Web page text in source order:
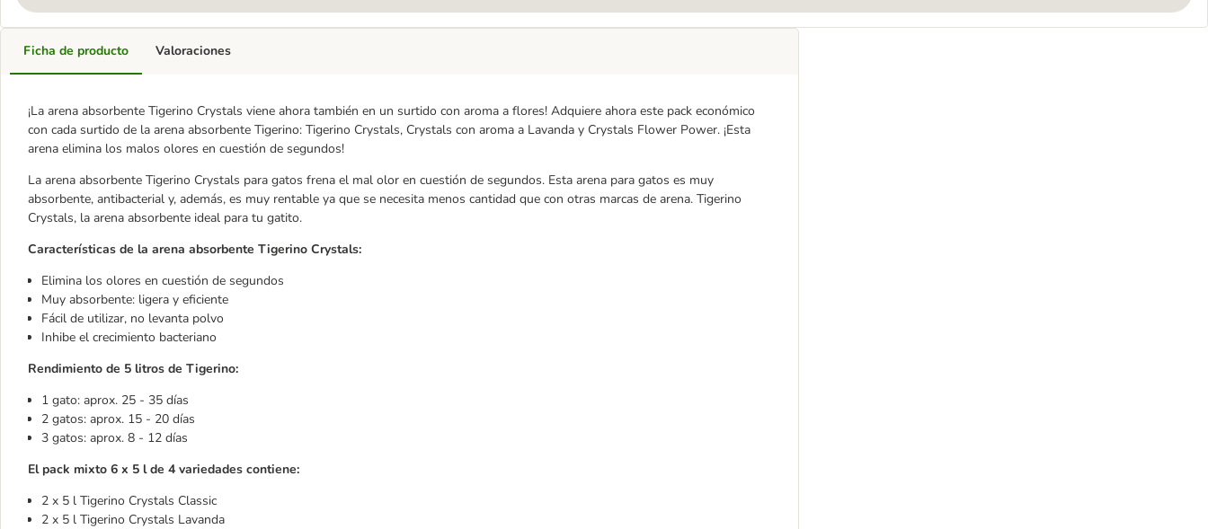
Ficha de producto
¡La arena absorbente Tigerino Crystals viene ahora también en un surtido con aroma a flores! Adquiere ahora este pack económico
con cada surtido de la arena absorbente Tigerino: Tigerino Crystals, Crystals con aroma a Lavanda y Crystals Flower Power. ¡Esta
arena elimina los malos olores en cuestión de segundos!
La arena absorbente Tigerino Crystals para gatos frena el mal olor en cuestión de segundos. Esta arena para gatos es muy
absorbente, antibacterial y, además, es muy rentable ya que se necesita menos cantidad que con otras marcas de arena. Tigerino
Crystals, la arena absorbente ideal para tu gatito.
Características de la arena absorbente Tigerino Crystals:
Elimina los olores en cuestión de segundos
Muy absorbente: ligera y eficiente
Fácil de utilizar, no levanta polvo
Inhibe el crecimiento bacteriano
Rendimiento de 5 litros de Tigerino:
1 gato: aprox. 25 - 35 días
2 gatos: aprox. 15 - 20 días
3 gatos: aprox. 8 - 12 días
El pack mixto 6 x 5 l de 4 variedades contiene:
2 x 5 l Tigerino Crystals Classic
2 x 5 l Tigerino Crystals Lavanda
Valoraciones